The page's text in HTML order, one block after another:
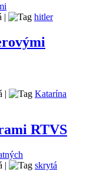
| hitler
|
Katarína
RTVS
|
skrytá